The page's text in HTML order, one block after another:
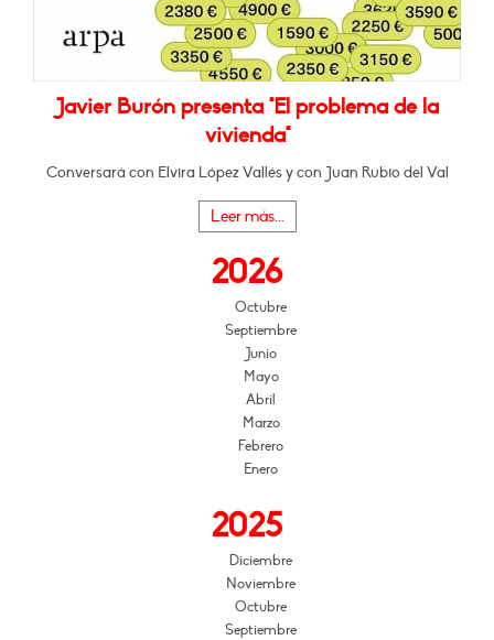
Javier Burón presenta "El problema de la
vivienda"
Conversará con Elvira López Vallés y con Juan Rubio del Val
Leer más...
2026
Octubre
Septiembre
Junio
Mayo
Abril
Marzo
Febrero
Enero
2025
Diciembre
Noviembre
Octubre
Septiembre